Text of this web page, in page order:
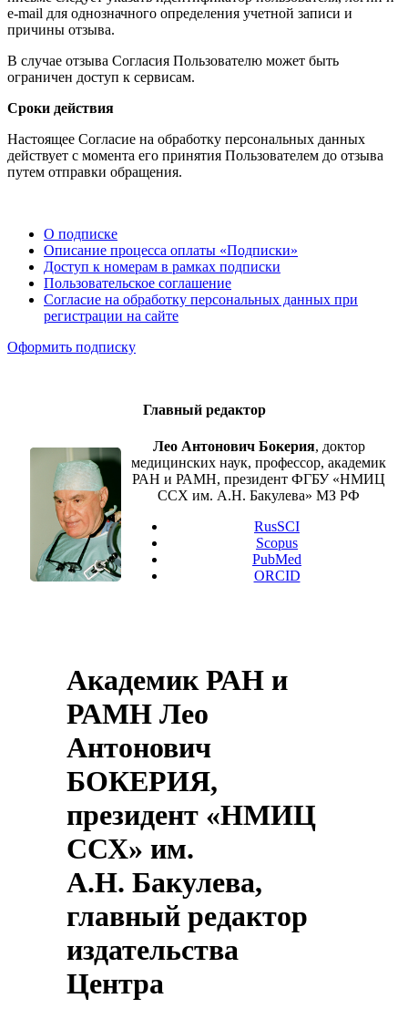
e-mail для однозначного определения учетной записи и
причины отзыва.
В случае отзыва Согласия Пользователю может быть
ограничен доступ к сервисам.
Сроки действия
Настоящее Согласие на обработку персональных данных
действует с момента его принятия Пользователем до отзыва
путем отправки обращения.
О подписке
Описание процесса оплаты «Подписки»
Доступ к номерам в рамках подписки
Пользовательское соглашение
Согласие на обработку персональных данных при
регистрации на сайте
Оформить подписку
Главный редактор
Лео Антонович Бокерия, доктор
медицинских наук, профессор, академик
РАН и РАМН, президент ФГБУ «НМИЦ
ССХ им. А.Н. Бакулева» МЗ РФ
RusSCI
Scopus
PubMed
ORCID
Академик РАН и
РАМН Лео
Антонович
БОКЕРИЯ,
президент «НМИЦ
ССХ» им.
А.Н. Бакулева,
главный редактор
издательства
Центра